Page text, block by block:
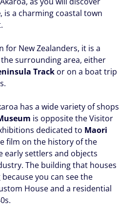
, is a charming coastal town
for New Zealanders, it is a
surrounding area, either
Track or on a boat trip
has a wide variety of shops
is opposite the Visitor
dedicated to Maori
film on the history of the
settlers and objects
The building that houses
you can see the
House and a residential